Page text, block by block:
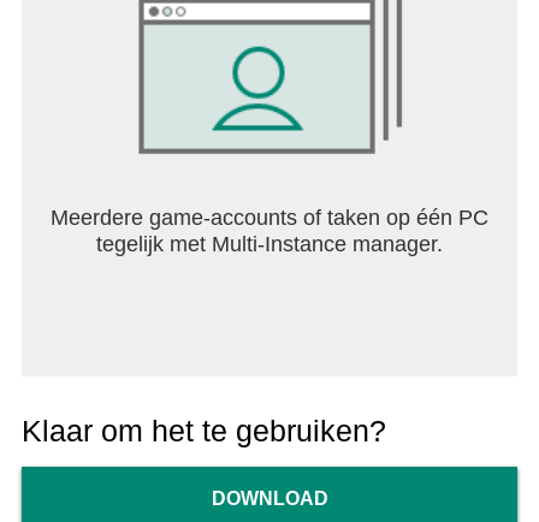
Meerdere game-accounts of taken op één PC
tegelijk met Multi-Instance manager.
Klaar om het te gebruiken?
DOWNLOAD